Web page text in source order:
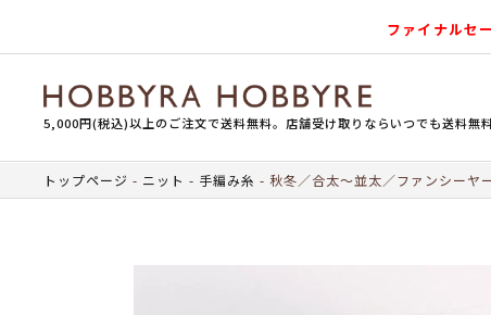
ファイナルセ
5,000円(税込)以上のご注文で送料無料。店舗受け取りならいつでも送料無
トップページ ニット 手編み糸 秋冬／合太～並太／ファンシーヤ